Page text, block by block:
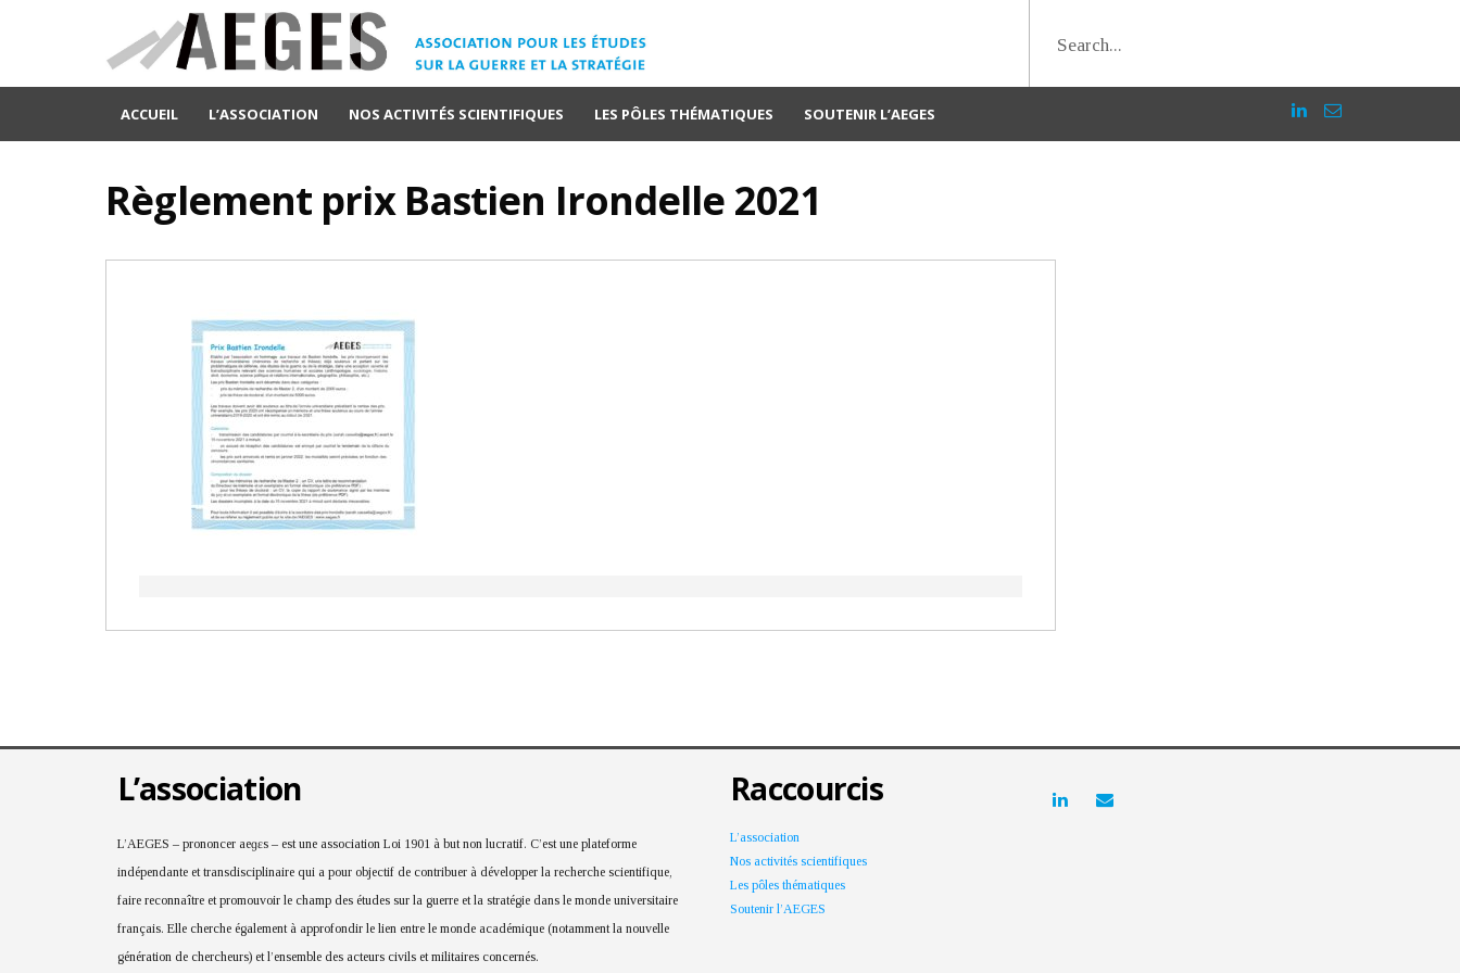
ACCUEIL L’ASSOCIATION NOS ACTIVITÉS SCIENTIFIQUES LES PÔLES THÉMATIQUES SOUTENIR L’AEGES
Règlement prix Bastien Irondelle 2021
L’association
L’AEGES – prononcer aeɡɛs – est une association Loi 1901 à but non lucratif. C’est une plateforme
indépendante et transdisciplinaire qui a pour objectif de contribuer à développer la recherche scientifique,
faire reconnaître et promouvoir le champ des études sur la guerre et la stratégie dans le monde universitaire
français. Elle cherche également à approfondir le lien entre le monde académique (notamment la nouvelle
génération de chercheurs) et l’ensemble des acteurs civils et militaires concernés.
Raccourcis
L’association
Nos activités scientifiques
Les pôles thématiques
Soutenir l’AEGES